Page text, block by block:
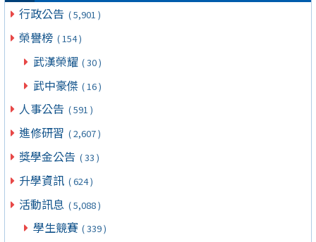
行政公告 ( 5,901 )
榮譽榜 ( 154 )
武漢榮耀 ( 30 )
武中豪傑 ( 16 )
人事公告 ( 591 )
進修研習 ( 2,607 )
獎學金公告 ( 33 )
升學資訊 ( 624 )
活動訊息 ( 5,088 )
學生競賽 ( 339 )